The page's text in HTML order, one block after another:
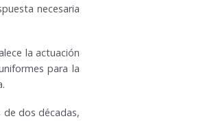
necesaria
la actuación
para la
dos décadas,